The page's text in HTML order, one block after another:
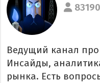
Ведущий канал про
Инсайды,
рынка. Есть